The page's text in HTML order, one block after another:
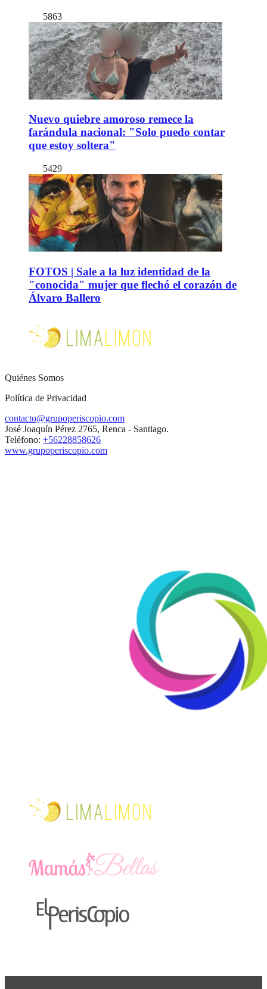
5863
Nuevo quiebre amoroso remece la
farándula nacional: "Solo puedo contar
que estoy soltera"
5429
FOTOS | Sale a la luz identidad de la
"conocida" mujer que flechó el corazón de
Álvaro Ballero
Quiénes Somos
Política de Privacidad
contacto@grupoperiscopio.com
José Joaquín Pérez 2765, Renca - Santiago.
Teléfono: +56228858626
www.grupoperiscopio.com